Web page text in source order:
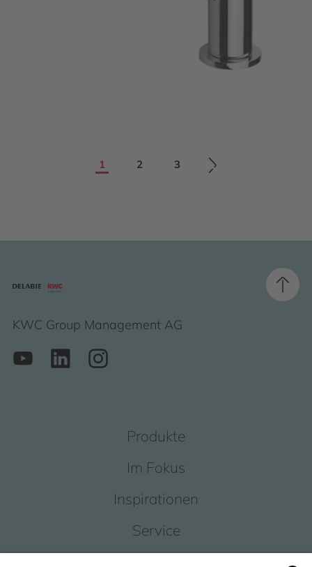
1 2 3
KWC Group Management AG
Produkte
Im Fokus
Inspirationen
Service